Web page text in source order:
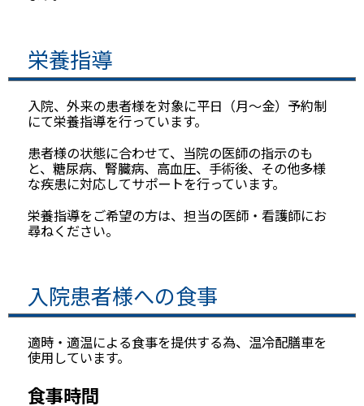
栄養指導
入院、外来の患者様を対象に平日（月～金）予約制
にて栄養指導を行っています。
患者様の状態に合わせて、当院の医師の指示のも
と、糖尿病、腎臓病、高血圧、手術後、その他多様
な疾患に対応してサポートを行っています。
栄養指導をご希望の方は、担当の医師・看護師にお
尋ねください。
入院患者様への食事
適時・適温による食事を提供する為、温冷配膳車を
使用しています。
食事時間